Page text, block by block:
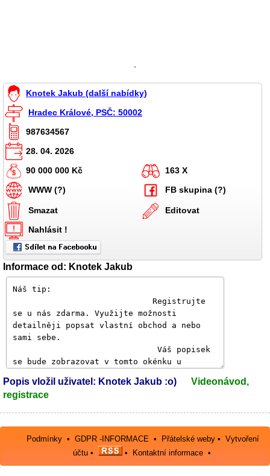
`
Knotek Jakub (další nabídky)
Hradec Králové, PSČ: 50002
987634567
28. 04. 2026
90 000 000 Kč
163 X
WWW (?)
FB skupina (?)
Smazat
Editovat
Nahlásit !
Informace od: Knotek Jakub
Popis vložil uživatel: Knotek Jakub :o)
Videonávod,
registrace
Podmínky •GDPR -INFORMACE • Přátelské weby •Vytvoření
účtu• • Kontaktní informace•